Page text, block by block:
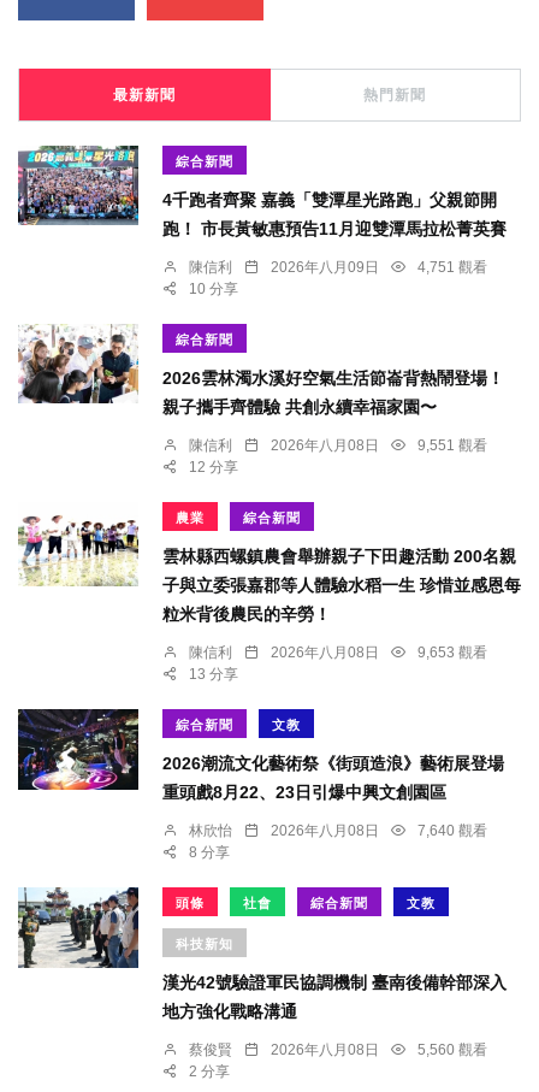
最新新聞 熱門新聞
綜合新聞
4千跑者齊聚 嘉義「雙潭星光路跑」父親節開
跑！ 市長黃敏惠預告11月迎雙潭馬拉松菁英賽
陳信利 2026年八月09日
4,751 觀看
10 分享
綜合新聞
2026雲林濁水溪好空氣生活節崙背熱鬧登場！
親子攜手齊體驗 共創永續幸福家園〜
陳信利 2026年八月08日
9,551 觀看
12 分享
農業 綜合新聞
雲林縣西螺鎮農會舉辦親子下田趣活動 200名親
子與立委張嘉郡等人體驗水稻一生 珍惜並感恩每
粒米背後農民的辛勞！
陳信利 2026年八月08日
9,653 觀看
13 分享
綜合新聞 文教
2026潮流文化藝術祭《街頭造浪》藝術展登場
重頭戲8月22、23日引爆中興文創園區
林欣怡 2026年八月08日
7,640 觀看
8 分享
頭條 社會 綜合新聞 文教
科技新知
漢光42號驗證軍民協調機制 臺南後備幹部深入
地方強化戰略溝通
蔡俊賢 2026年八月08日
5,560 觀看
2 分享